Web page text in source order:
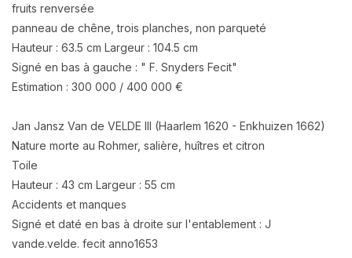
fruits renversée
panneau de chêne, trois planches, non parqueté
Hauteur : 63.5 cm Largeur : 104.5 cm
Signé en bas à gauche : " F. Snyders Fecit"
Estimation : 300 000 / 400 000 €
Jan Jansz Van de VELDE III (Haarlem 1620 - Enkhuizen 1662)
Nature morte au Rohmer, salière, huîtres et citron
Toile
Hauteur : 43 cm Largeur : 55 cm
Accidents et manques
Signé et daté en bas à droite sur l'entablement : J
vande.velde. fecit anno1653